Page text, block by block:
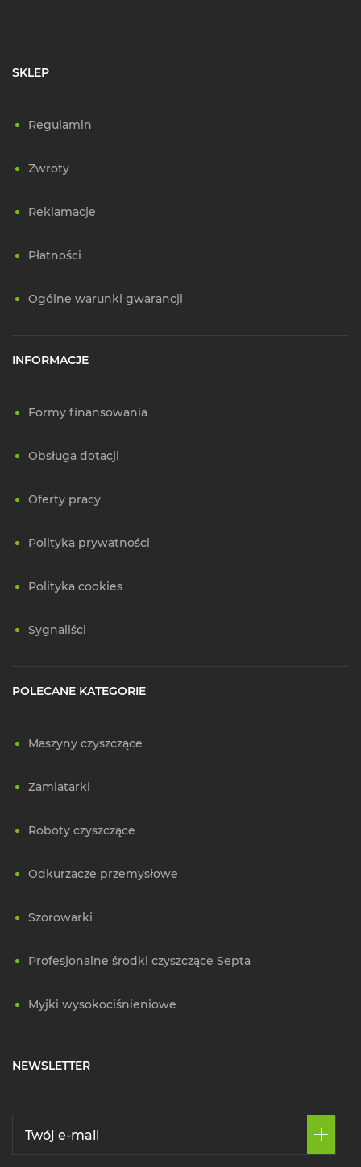
SKLEP
Regulamin
Zwroty
Reklamacje
Płatności
Ogólne warunki gwarancji
INFORMACJE
Formy finansowania
Obsługa dotacji
Oferty pracy
Polityka prywatności
Polityka cookies
Sygnaliści
POLECANE KATEGORIE
Maszyny czyszczące
Zamiatarki
Roboty czyszczące
Odkurzacze przemysłowe
Szorowarki
Profesjonalne środki czyszczące Septa
Myjki wysokociśnieniowe
NEWSLETTER